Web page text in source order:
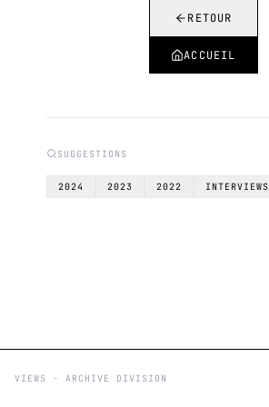
RETOUR
ACCUEIL
SUGGESTIONS
2024 2023 2022 INTERVIEWS
VIEWS - ARCHIVE DIVISION